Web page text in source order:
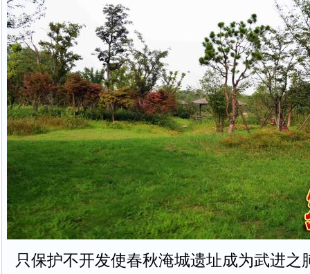
只保护不开发使春秋淹城遗址成为武进之